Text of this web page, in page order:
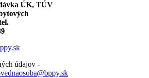
ÚK, TÚV
údajov -